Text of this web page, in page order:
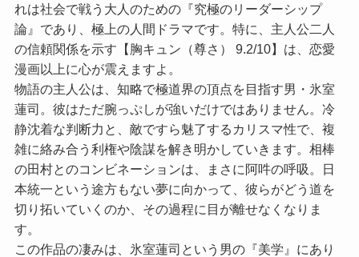
れは社会で戦う大人のための『究極のリーダーシップ
論』であり、極上の人間ドラマです。特に、主人公二人
の信頼関係を示す【胸キュン（尊さ） 9.2/10】は、恋愛
漫画以上に心が震えますよ。
物語の主人公は、知略で極道界の頂点を目指す男・氷室
蓮司。彼はただ腕っぷしが強いだけではありません。冷
静沈着な判断力と、敵ですら魅了するカリスマ性で、複
雑に絡み合う利権や陰謀を解き明かしていきます。相棒
の田村とのコンビネーションは、まさに阿吽の呼吸。日
本統一という途方もない夢に向かって、彼らがどう道を
切り拓いていくのか、その過程に目が離せなくなりま
す。
この作品の凄みは、氷室蓮司という男の『美学』にあり